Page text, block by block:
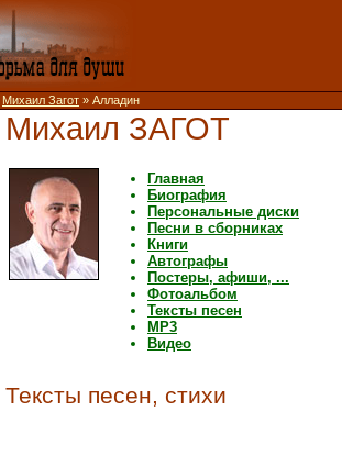
Михаил Загот » Алладин
Михаил ЗАГОТ
Главная
Биография
Персональные диски
Песни в сборниках
Книги
Автографы
Постеры, афиши, ...
Фотоальбом
Тексты песен
MP3
Видео
Тексты песен, стихи